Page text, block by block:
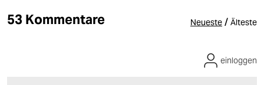
53 Kommentare Neueste / Älteste
einloggen